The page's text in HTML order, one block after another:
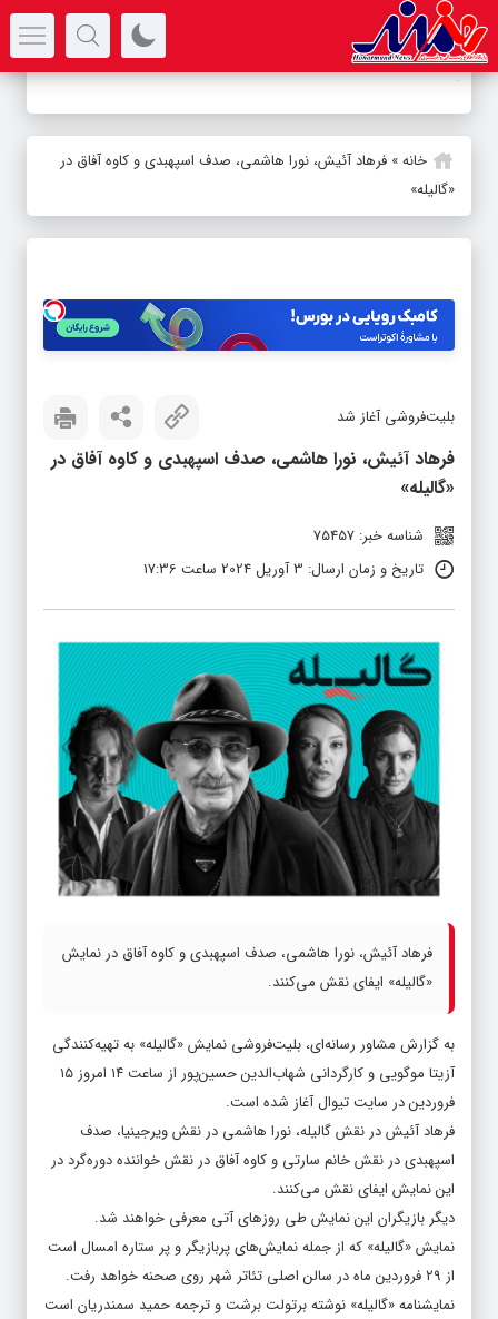
-
خانه» فرهاد آئیش، نورا هاشمی، صدف اسپهبدی و کاوه آفاق در
«گالیله»
بلیت‌فروشی آغاز شد
فرهاد آئیش، نورا هاشمی، صدف اسپهبدی و کاوه آفاق در
«گالیله»
شناسه خبر: 75457
تاریخ و زمان ارسال: 3 آوریل 2024 ساعت 17:36
فرهاد آئیش، نورا هاشمی، صدف اسپهبدی و کاوه آفاق در نمایش
«گالیله» ایفای نقش می‌کنند.
به گزارش مشاور رسانه‌ای، بلیت‌فروشی نمایش «گالیله» به تهیه‌کنندگی
آزیتا موگویی و کارگردانی شهاب‌الدین حسین‌پور از ساعت ۱۴ امروز ۱۵
فروردین در سایت تیوال آغاز شده است.
فرهاد آئیش در نقش گالیله، نورا هاشمی در نقش ویرجینیا، صدف
اسپهبدی در نقش خانم سارتی و کاوه آفاق در نقش خواننده دوره‌گرد در
این نمایش ایفای نقش می‌کنند.
دیگر بازیگران این نمایش طی روزهای آتی معرفی خواهند شد.
نمایش «گالیله» که از جمله نمایش‌های پربازیگر و پر ستاره امسال است
از ۲۹ فروردین ماه در سالن اصلی تئاتر شهر روی صحنه خواهد رفت.
نمایشنامه «گالیله» نوشته برتولت برشت و ترجمه حمید سمندریان است